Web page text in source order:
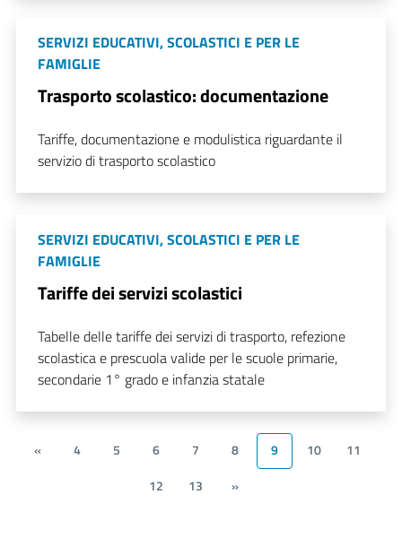
SERVIZI EDUCATIVI, SCOLASTICI E PER LE
FAMIGLIE
Trasporto scolastico: documentazione
Tariffe, documentazione e modulistica riguardante il
servizio di trasporto scolastico
SERVIZI EDUCATIVI, SCOLASTICI E PER LE
FAMIGLIE
Tariffe dei servizi scolastici
Tabelle delle tariffe dei servizi di trasporto, refezione
scolastica e prescuola valide per le scuole primarie,
secondarie 1° grado e infanzia statale
« 4 5 6 7 8 9 10
11
12
13 »